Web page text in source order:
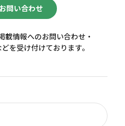
お問い合わせ
載情報へのお問い合わせ・
を受け付けております。